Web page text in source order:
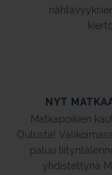
NYT
Matkapoikien
Oulusta!
paluu
yhdistettynä